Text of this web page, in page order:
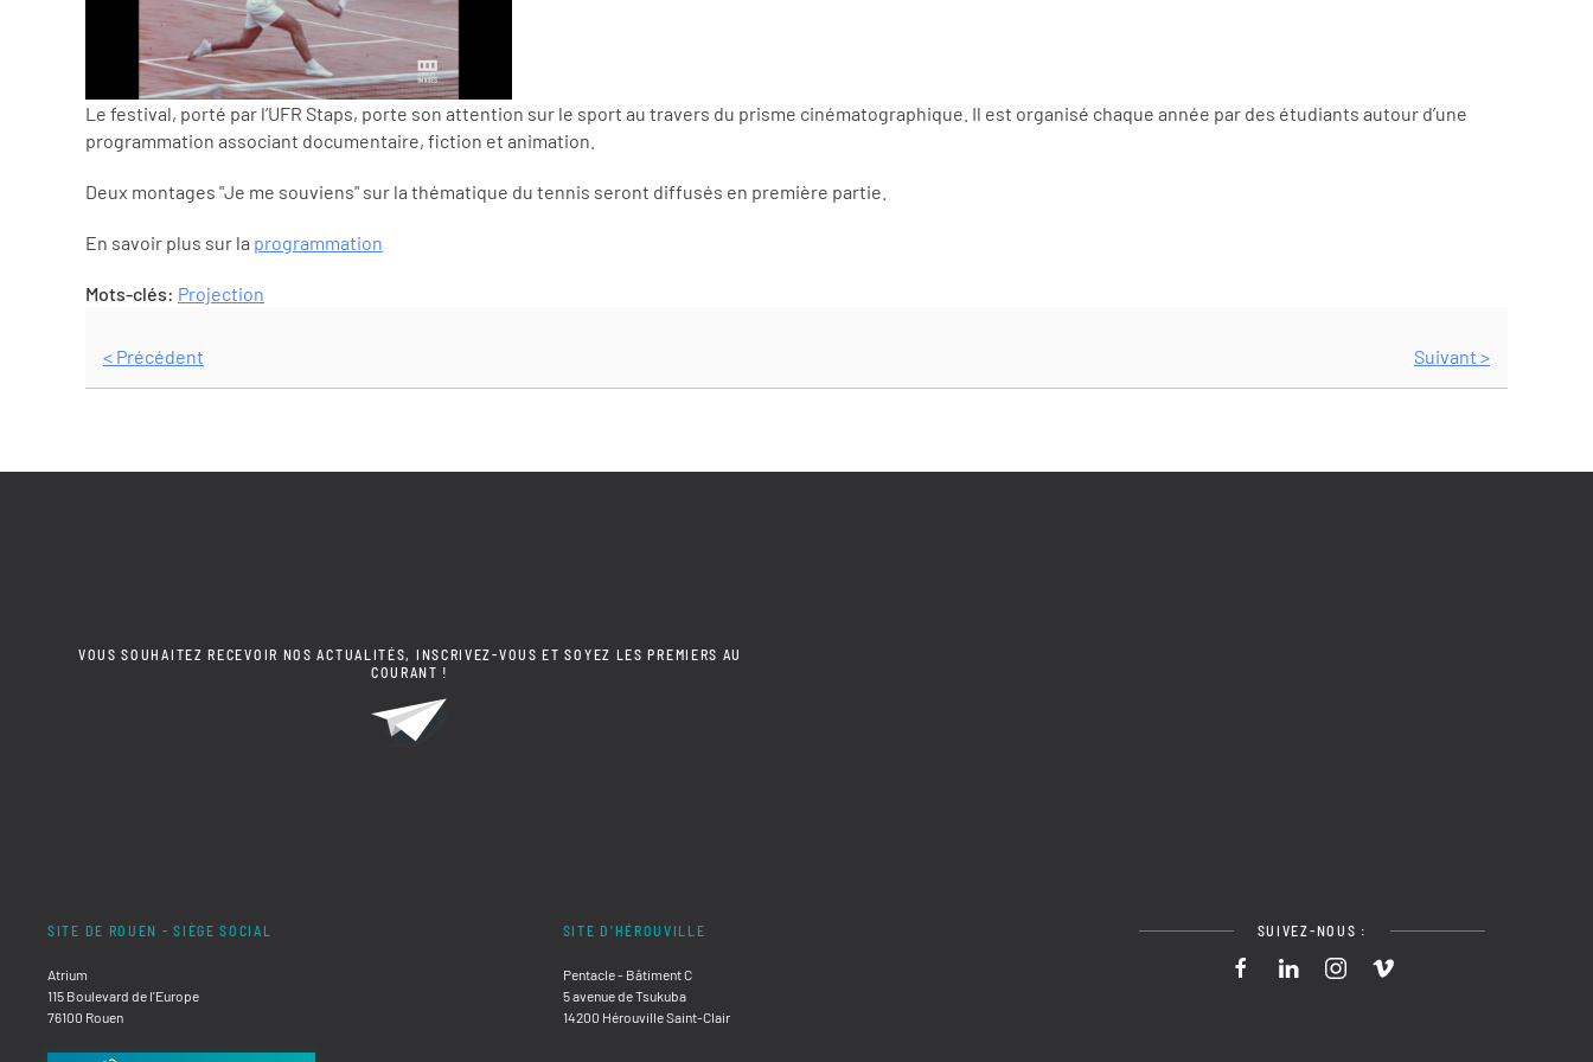
Le festival, porté par l’UFR Staps, porte son attention sur le sport au travers du prisme cinématographique. Il est organisé chaque année par des étudiants autour d’une
programmation associant documentaire, fiction et animation.
Deux montages "Je me souviens" sur la thématique du tennis seront diffusés en première partie.
En savoir plus sur la programmation
Mots-clés: Projection
< Précédent Suivant >
VOUS SOUHAITEZ RECEVOIR NOS ACTUALITÉS, INSCRIVEZ-VOUS ET SOYEZ LES PREMIERS AU
COURANT !
SITE DE ROUEN - SIÈGE SOCIAL
Atrium
115 Boulevard de l'Europe
76100 Rouen
SITE D'HÉROUVILLE
Pentacle - Bâtiment C
5 avenue de Tsukuba
14200 Hérouville Saint-Clair
SUIVEZ-NOUS :